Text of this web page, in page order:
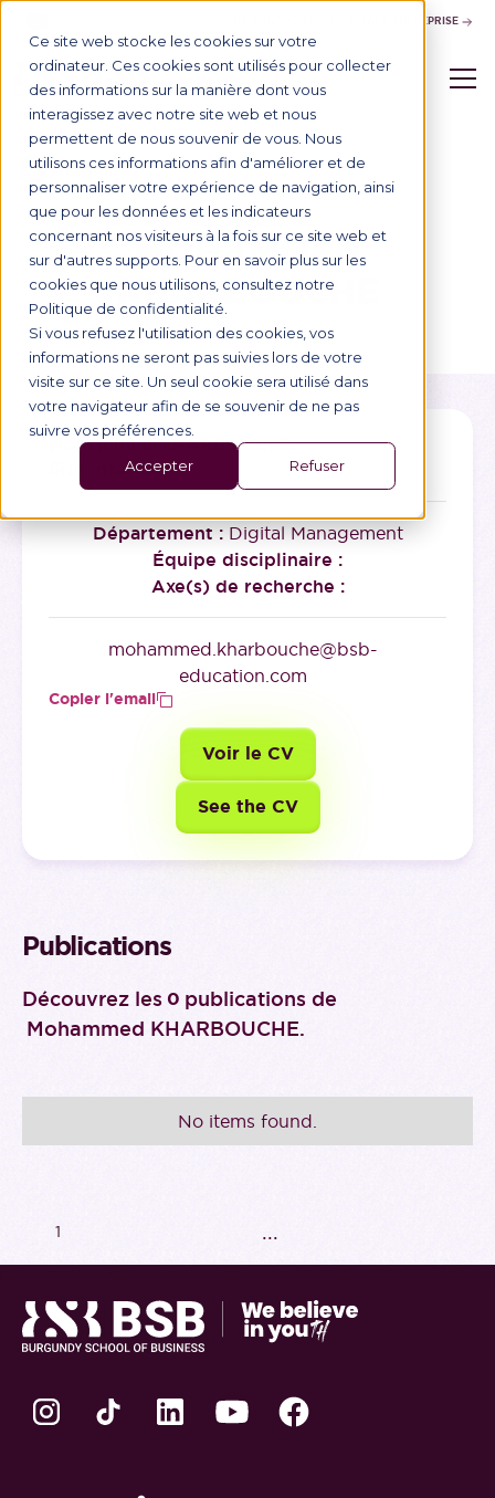
Ce site web stocke les cookies sur votre
ordinateur. Ces cookies sont utilisés pour collecter
des informations sur la manière dont vous
interagissez avec notre site web et nous
permettent de nous souvenir de vous. Nous
utilisons ces informations afin d'améliorer et de
personnaliser votre expérience de navigation, ainsi
que pour les données et les indicateurs
concernant nos visiteurs à la fois sur ce site web et
sur d'autres supports. Pour en savoir plus sur les
cookies que nous utilisons, consultez notre
Politique de confidentialité.
Si vous refusez l'utilisation des cookies, vos
informations ne seront pas suivies lors de votre
visite sur ce site. Un seul cookie sera utilisé dans
votre navigateur afin de se souvenir de ne pas
suivre vos préférences.
Accepter Refuser
ESPACE ENTREPRISE
Annuaire
ANNUAIRE DES PROFESSEURS
MOHAMMED
KHARBOUCHE
Mohammed KHARBOUCHE
Site internet
Département : Digital Management
Équipe disciplinaire :
Axe(s) de recherche :
mohammed.kharbouche@bsb-
education.com
Copier l'email
Voir le CV
See the CV
Publications
Découvrez les 0 publications de
Mohammed KHARBOUCHE.
No items found.
1 ...